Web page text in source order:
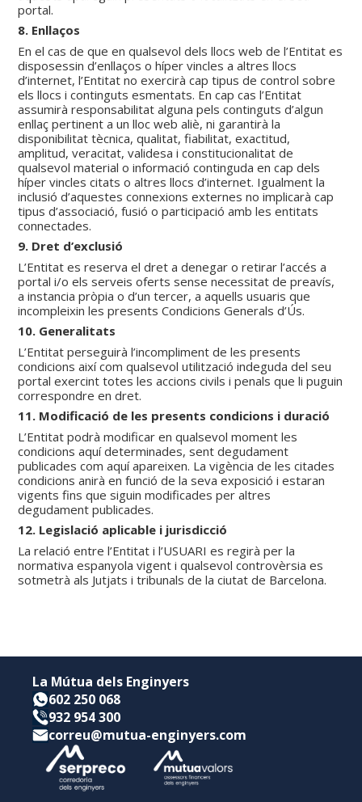
portal.
8. Enllaços
En el cas de que en qualsevol dels llocs web de l’Entitat es
disposessin d’enllaços o híper vincles a altres llocs
d’internet, l’Entitat no exercirà cap tipus de control sobre
els llocs i continguts esmentats. En cap cas l’Entitat
assumirà responsabilitat alguna pels continguts d’algun
enllaç pertinent a un lloc web aliè, ni garantirà la
disponibilitat tècnica, qualitat, fiabilitat, exactitud,
amplitud, veracitat, validesa i constitucionalitat de
qualsevol material o informació continguda en cap dels
híper vincles citats o altres llocs d’internet. Igualment la
inclusió d’aquestes connexions externes no implicarà cap
tipus d’associació, fusió o participació amb les entitats
connectades.
9. Dret d’exclusió
L’Entitat es reserva el dret a denegar o retirar l’accés a
portal i/o els serveis oferts sense necessitat de preavís,
a instancia pròpia o d’un tercer, a aquells usuaris que
incompleixin les presents Condicions Generals d’Ús.
10. Generalitats
L’Entitat perseguirà l’incompliment de les presents
condicions així com qualsevol utilització indeguda del seu
portal exercint totes les accions civils i penals que li puguin
correspondre en dret.
11. Modificació de les presents condicions i duració
L’Entitat podrà modificar en qualsevol moment les
condicions aquí determinades, sent degudament
publicades com aquí apareixen. La vigència de les citades
condicions anirà en funció de la seva exposició i estaran
vigents fins que siguin modificades per altres
degudament publicades.
12. Legislació aplicable i jurisdicció
La relació entre l’Entitat i l’USUARI es regirà per la
normativa espanyola vigent i qualsevol controvèrsia es
sotmetrà als Jutjats i tribunals de la ciutat de Barcelona.
La Mútua dels Enginyers
602 250 068
932 954 300
correu@mutua-enginyers.com